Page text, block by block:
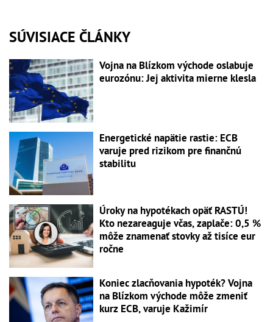
SÚVISIACE ČLÁNKY
Vojna na Blízkom východe oslabuje
eurozónu: Jej aktivita mierne klesla
Energetické napätie rastie: ECB
varuje pred rizikom pre finančnú
stabilitu
Úroky na hypotékach opäť RASTÚ!
Kto nezareaguje včas, zaplače: 0,5 %
môže znamenať stovky až tisíce eur
ročne
Koniec zlacňovania hypoték? Vojna
na Blízkom východe môže zmeniť
kurz ECB, varuje Kažimír